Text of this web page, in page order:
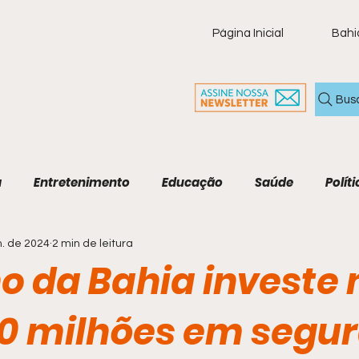
Página Inicial
Entretenimento Educação Saúde
Policial Brasil
da Bahia investe
milhões em
de 2024 2 min de leitura